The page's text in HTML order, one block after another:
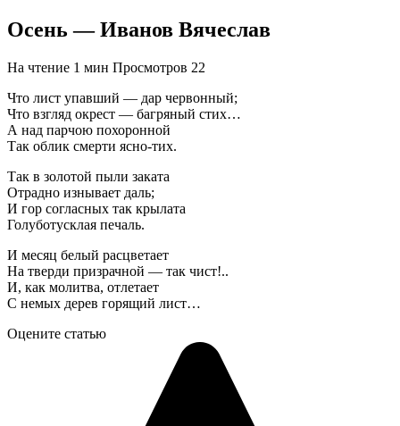
Осень — Иванов Вячеслав
На чтение 1 мин Просмотров 22
Что лист упавший — дар червонный;
Что взгляд окрест — багряный стих…
А над парчою похоронной
Так облик смерти ясно-тих.
Так в золотой пыли заката
Отрадно изнывает даль;
И гор согласных так крылата
Голуботусклая печаль.
И месяц белый расцветает
На тверди призрачной — так чист!..
И, как молитва, отлетает
С немых дерев горящий лист…
Оцените статью